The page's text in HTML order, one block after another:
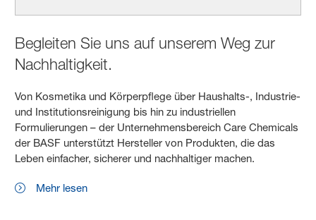
Begleiten Sie uns auf unserem Weg zur
Nachhaltigkeit.
Von Kosmetika und Körperpflege über Haushalts-, Industrie-
und Institutionsreinigung bis hin zu industriellen
Formulierungen – der Unternehmensbereich Care Chemicals
der BASF unterstützt Hersteller von Produkten, die das
Leben einfacher, sicherer und nachhaltiger machen.
Mehr lesen